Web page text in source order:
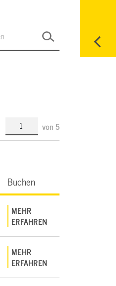
von 5
Buchen
MEHR
ERFAHREN
MEHR
ERFAHREN